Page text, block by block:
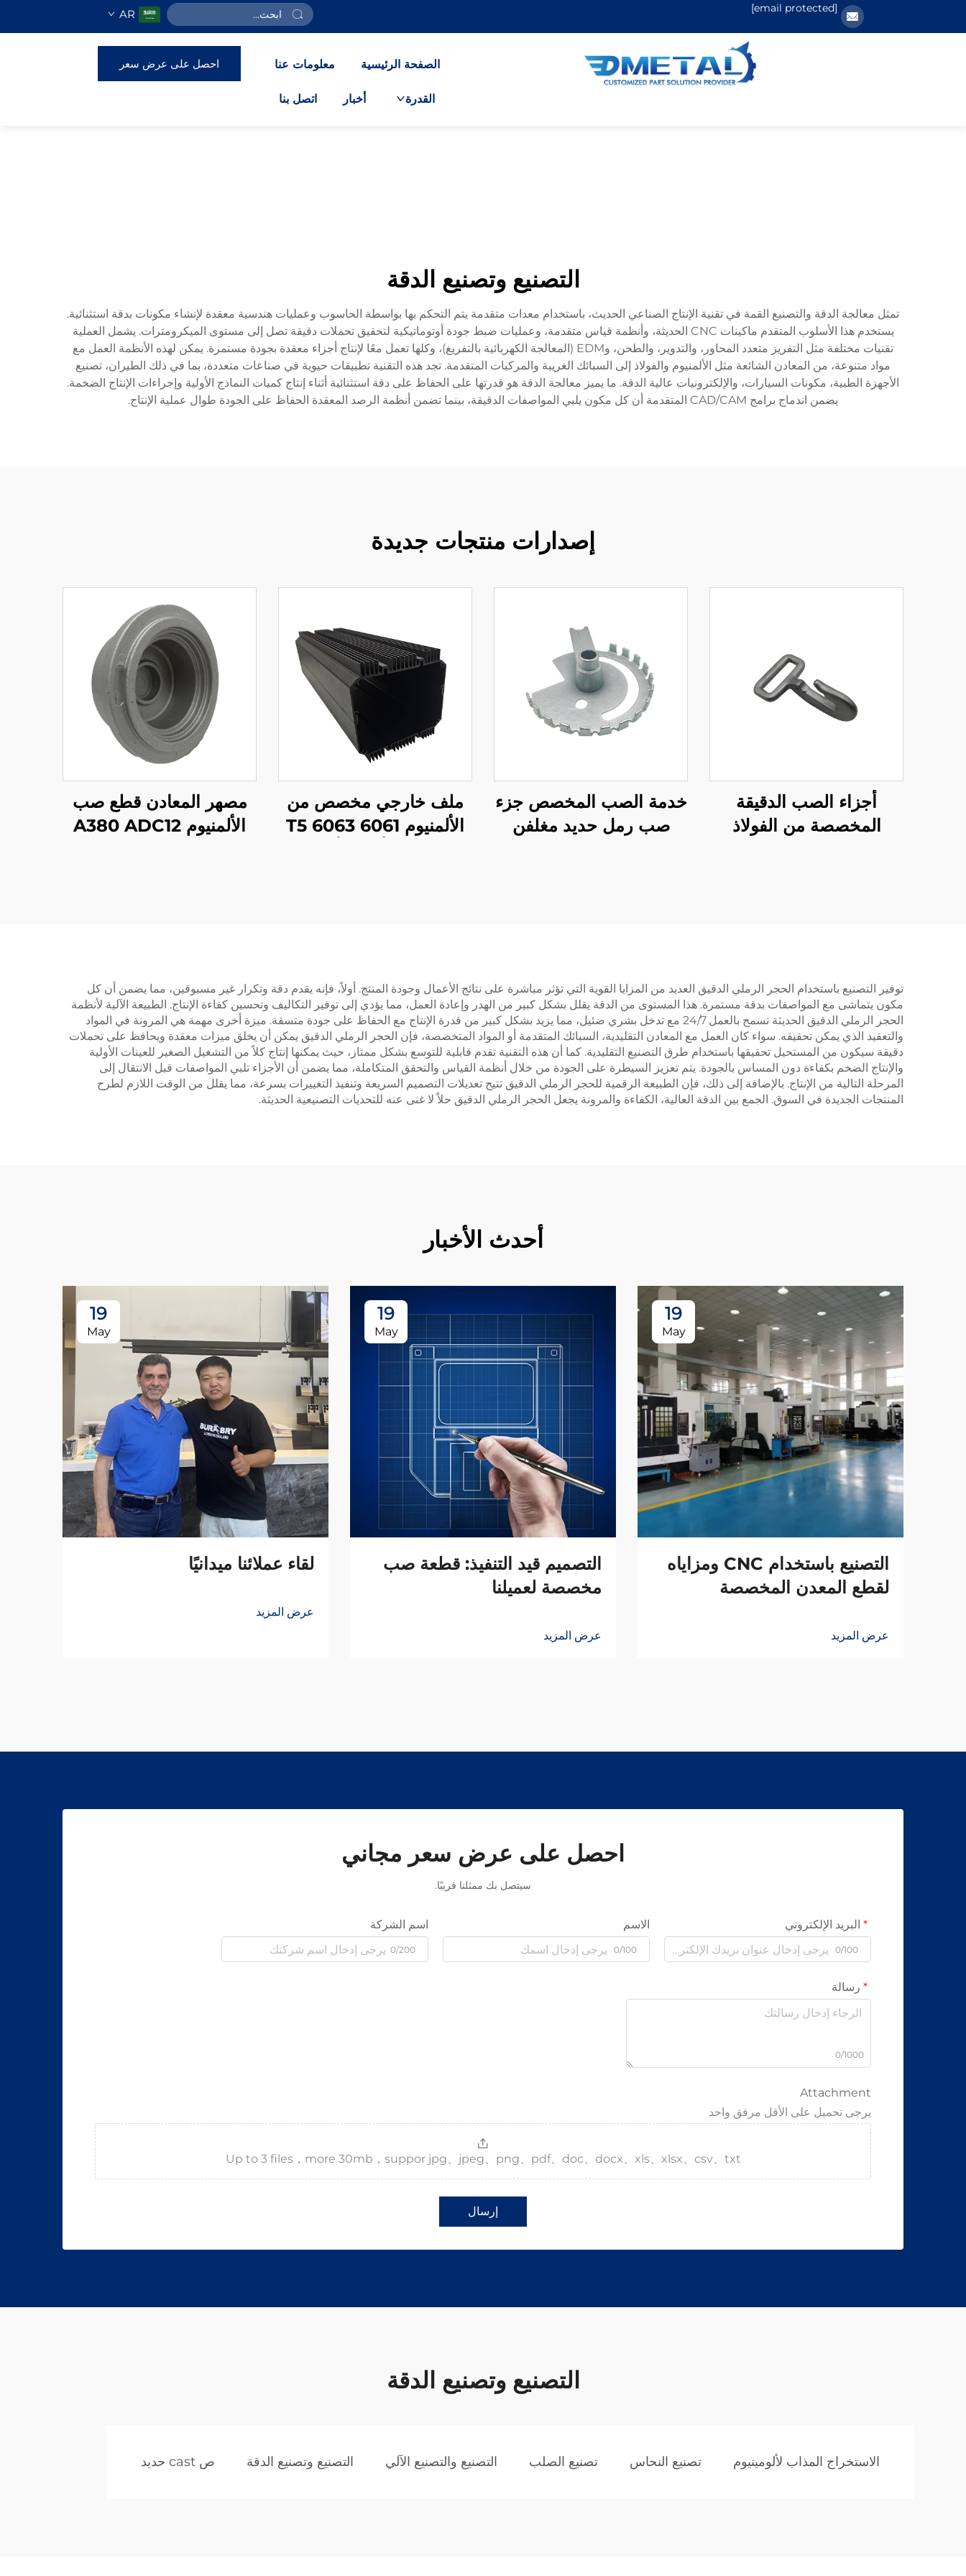
[email protected]
AR
الصفحة الرئيسية معلومات عنا
القدرة أخبار اتصل بنا
احصل على عرض سعر
التصنيع وتصنيع الدقة
تمثل معالجة الدقة والتصنيع القمة في تقنية الإنتاج الصناعي الحديث، باستخدام معدات متقدمة يتم التحكم بها بواسطة الحاسوب وعمليات هندسية معقدة لإنشاء مكونات بدقة استثنائية.
يستخدم هذا الأسلوب المتقدم ماكينات CNC الحديثة، وأنظمة قياس متقدمة، وعمليات ضبط جودة أوتوماتيكية لتحقيق تحملات دقيقة تصل إلى مستوى الميكرومترات. يشمل العملية
تقنيات مختلفة مثل التفريز متعدد المحاور، والتدوير، والطحن، وEDM (المعالجة الكهربائية بالتفريغ)، وكلها تعمل معًا لإنتاج أجزاء معقدة بجودة مستمرة. يمكن لهذه الأنظمة العمل مع
مواد متنوعة، من المعادن الشائعة مثل الألمنيوم والفولاذ إلى السبائك الغريبة والمركبات المتقدمة. تجد هذه التقنية تطبيقات حيوية في صناعات متعددة، بما في ذلك الطيران، تصنيع
الأجهزة الطبية، مكونات السيارات، والإلكترونيات عالية الدقة. ما يميز معالجة الدقة هو قدرتها على الحفاظ على دقة استثنائية أثناء إنتاج كميات النماذج الأولية وإجراءات الإنتاج الضخمة.
يضمن اندماج برامج CAD/CAM المتقدمة أن كل مكون يلبي المواصفات الدقيقة، بينما تضمن أنظمة الرصد المعقدة الحفاظ على الجودة طوال عملية الإنتاج.
إصدارات منتجات جديدة
أجزاء الصب الدقيقة
المخصصة من الفولاذ
خدمة الصب المخصص جزء
صب رمل حديد مغلفن
ملف خارجي مخصص من
الألمنيوم 6061 6063 T5
مصهر المعادن قطع صب
الألمنيوم A380 ADC12
توفير التصنيع باستخدام الحجر الرملي الدقيق العديد من المزايا القوية التي تؤثر مباشرة على نتائج الأعمال وجودة المنتج. أولاً، فإنه يقدم دقة وتكرار غير مسبوقين، مما يضمن أن كل
مكون يتماشى مع المواصفات بدقة مستمرة. هذا المستوى من الدقة يقلل بشكل كبير من الهدر وإعادة العمل، مما يؤدي إلى توفير التكاليف وتحسين كفاءة الإنتاج. الطبيعة الآلية لأنظمة
الحجر الرملي الدقيق الحديثة تسمح بالعمل 24/7 مع تدخل بشري ضئيل، مما يزيد بشكل كبير من قدرة الإنتاج مع الحفاظ على جودة متسقة. ميزة أخرى مهمة هي المرونة في المواد
والتعقيد الذي يمكن تحقيقه. سواء كان العمل مع المعادن التقليدية، السبائك المتقدمة أو المواد المتخصصة، فإن الحجر الرملي الدقيق يمكن أن يخلق ميزات معقدة ويحافظ على تحملات
دقيقة سيكون من المستحيل تحقيقها باستخدام طرق التصنيع التقليدية. كما أن هذه التقنية تقدم قابلية للتوسع بشكل ممتاز، حيث يمكنها إنتاج كلاً من التشغيل الصغير للعينات الأولية
والإنتاج الضخم بكفاءة دون المساس بالجودة. يتم تعزيز السيطرة على الجودة من خلال أنظمة القياس والتحقق المتكاملة، مما يضمن أن الأجزاء تلبي المواصفات قبل الانتقال إلى
المرحلة التالية من الإنتاج. بالإضافة إلى ذلك، فإن الطبيعة الرقمية للحجر الرملي الدقيق تتيح تعديلات التصميم السريعة وتنفيذ التغييرات بسرعة، مما يقلل من الوقت اللازم لطرح
المنتجات الجديدة في السوق. الجمع بين الدقة العالية، الكفاءة والمرونة يجعل الحجر الرملي الدقيق حلاً لا غنى عنه للتحديات التصنيعية الحديثة.
أحدث الأخبار
19
May
التصنيع باستخدام CNC ومزاياه
لقطع المعدن المخصصة
عرض المزيد
19
May
التصميم قيد التنفيذ: قطعة صب
مخصصة لعميلنا
عرض المزيد
19
May
لقاء عملائنا ميدانيًا
عرض المزيد
احصل على عرض سعر مجاني
سيتصل بك ممثلنا قريبًا.
البريد الإلكتروني
0/100
الاسم
0/100
اسم الشركة
0/200
رسالة
0/1000
Attachment
يرجى تحميل على الأقل مرفق واحد
Up to 3 files，more 30mb，suppor jpg、jpeg、png、pdf、doc、docx、xls、xlsx、csv、txt
إرسال
التصنيع وتصنيع الدقة
الاستخراج المذاب لألومينيوم تصنيع النحاس تصنيع الصلب التصنيع والتصنيع الآلي التصنيع وتصنيع الدقة ص cast حديد